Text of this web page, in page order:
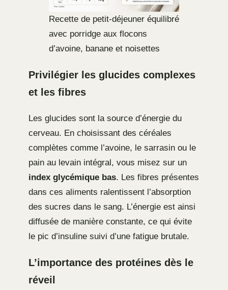
Recette de petit-déjeuner équilibré
avec porridge aux flocons
d’avoine, banane et noisettes
Privilégier les glucides complexes
et les fibres
Les glucides sont la source d’énergie du
cerveau. En choisissant des céréales
complètes comme l’avoine, le sarrasin ou le
pain au levain intégral, vous misez sur un
index glycémique bas. Les fibres présentes
dans ces aliments ralentissent l’absorption
des sucres dans le sang. L’énergie est ainsi
diffusée de manière constante, ce qui évite
le pic d’insuline suivi d’une fatigue brutale.
L’importance des protéines dès le
réveil